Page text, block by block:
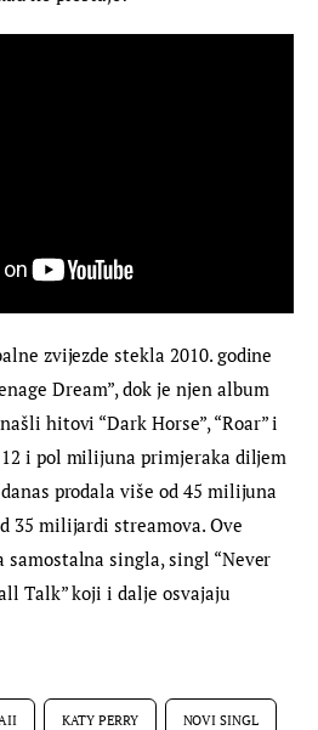
zvijezde stekla 2010. godine
Dream”, dok je njen album
hitovi “Dark Horse”, “Roar” i
12 i pol milijuna primjeraka diljem
prodala više od 45 milijuna
35 milijardi streamova. Ove
singla, singl “Never
Talk” koji i dalje osvajaju
KATY PERRY NOVI SINGL